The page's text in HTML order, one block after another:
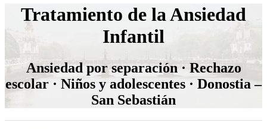
Tratamiento de la Ansiedad
Infantil
Ansiedad por separación · Rechazo
escolar · Niños y adolescentes · Donostia –
San Sebastián